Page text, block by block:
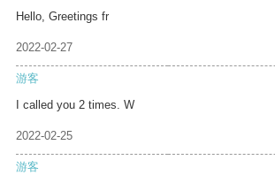
Hello, Greetings fr
2022-02-27
游客
I called you 2 times. W
2022-02-25
游客